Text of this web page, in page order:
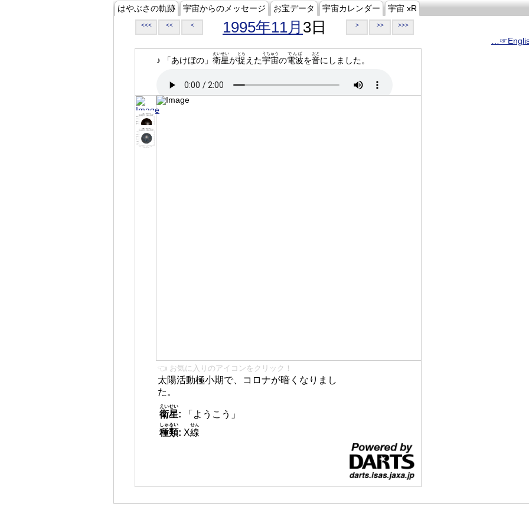
はやぶさの軌跡 宇宙からのメッセージ お宝データ 宇宙カレンダー 宇宙 xR
<<< << < 1995年11月 3日 > >> >>>
♪ 「あけぼの」 衛星
えいせい
が捉
とら
えた宇宙
うちゅう
の電波
でんぱ
を音
おと
にしました。
👈 お気に入りのアイコンをクリック！
太陽活動極小期で、コロナが暗くなりまし
た。
衛星
えいせい
:
「ようこう」
種類
しゅるい
: X線
せん